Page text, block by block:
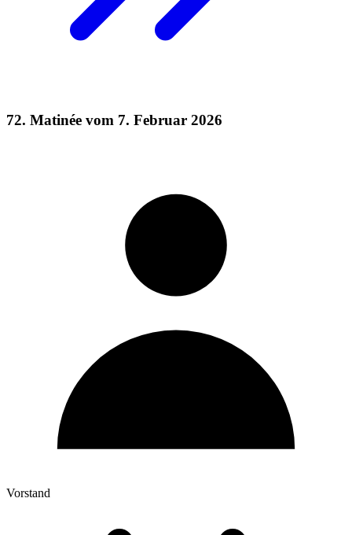
72. Matinée vom 7. Februar 2026
Vorstand